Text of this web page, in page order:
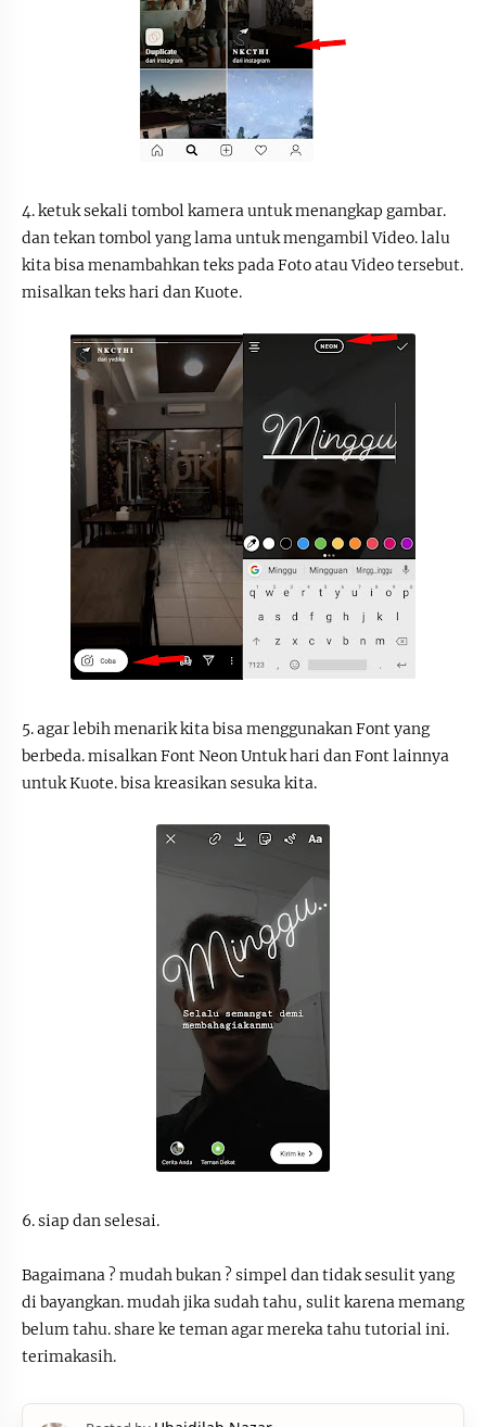
4. ketuk sekali tombol kamera untuk menangkap gambar.
dan tekan tombol yang lama untuk mengambil Video. lalu
kita bisa menambahkan teks pada Foto atau Video tersebut.
misalkan teks hari dan Kuote.
5. agar lebih menarik kita bisa menggunakan Font yang
berbeda. misalkan Font Neon Untuk hari dan Font lainnya
untuk Kuote. bisa kreasikan sesuka kita.
6. siap dan selesai.
Bagaimana ? mudah bukan ? simpel dan tidak sesulit yang
di bayangkan. mudah jika sudah tahu, sulit karena memang
belum tahu. share ke teman agar mereka tahu tutorial ini.
terimakasih.